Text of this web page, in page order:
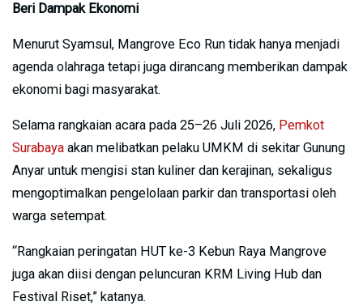
Beri Dampak Ekonomi
Menurut Syamsul, Mangrove Eco Run tidak hanya menjadi
agenda olahraga tetapi juga dirancang memberikan dampak
ekonomi bagi masyarakat.
Selama rangkaian acara pada 25–26 Juli 2026, Pemkot
Surabaya akan melibatkan pelaku UMKM di sekitar Gunung
Anyar untuk mengisi stan kuliner dan kerajinan, sekaligus
mengoptimalkan pengelolaan parkir dan transportasi oleh
warga setempat.
“Rangkaian peringatan HUT ke-3 Kebun Raya Mangrove
juga akan diisi dengan peluncuran KRM Living Hub dan
Festival Riset,” katanya.